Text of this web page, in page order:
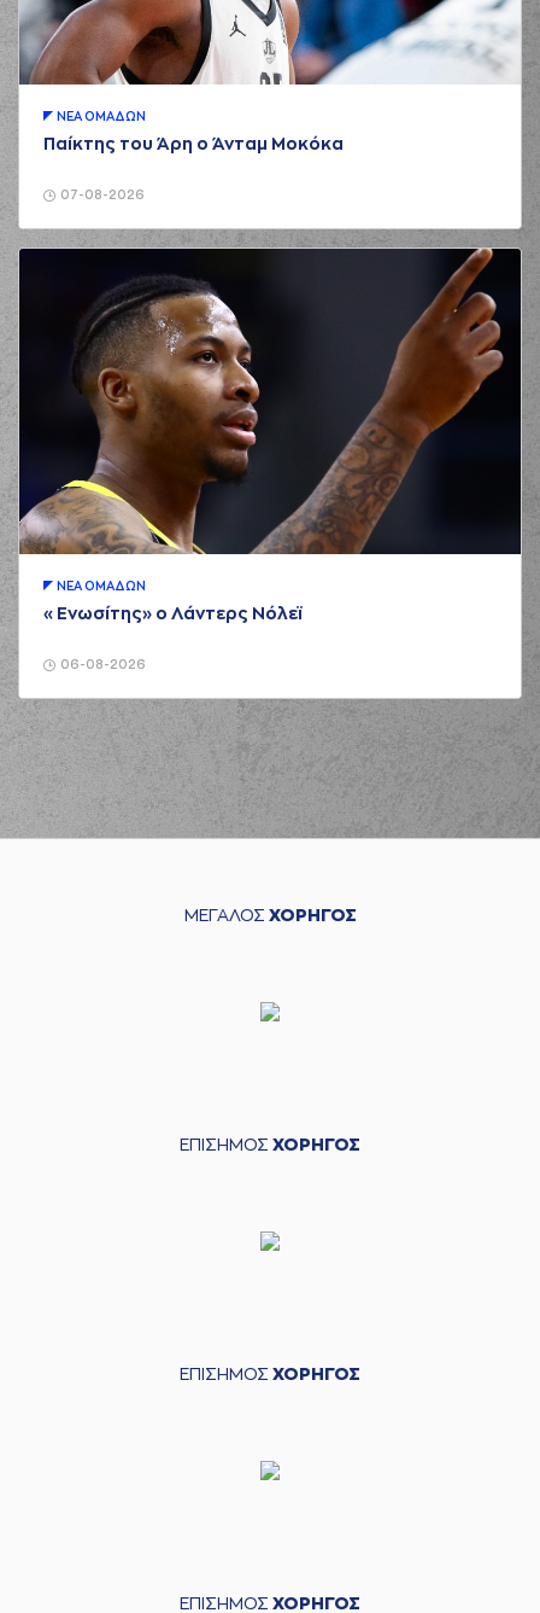
07-08-2026
ΝΕA ΟΜAΔΩΝ
Παίκτης του Άρη ο Άνταμ Μοκόκα
06-08-2026
ΝΕA ΟΜAΔΩΝ
«Ενωσίτης» ο Λάντερς Νόλεϊ
ΜΕΓΑΛΟΣ ΧΟΡΗΓΟΣ
ΕΠΙΣΗΜΟΣ ΧΟΡΗΓΟΣ
ΕΠΙΣΗΜΟΣ ΧΟΡΗΓΟΣ
ΕΠΙΣΗΜΟΣ ΧΟΡΗΓΟΣ